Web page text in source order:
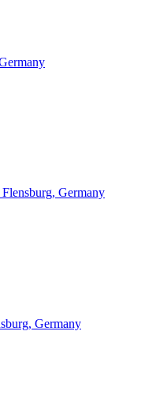
Germany
Germany